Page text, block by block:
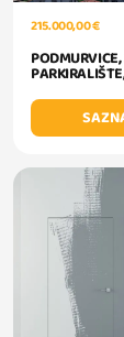
215.000,00 €